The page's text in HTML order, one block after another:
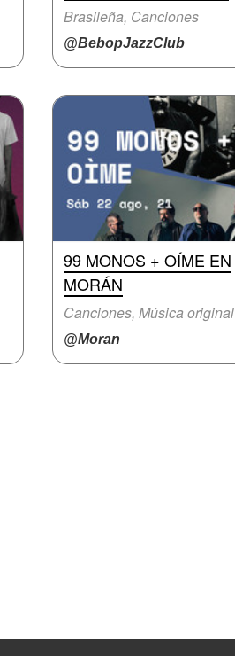
Brasileña, Canciones
@BebopJazzClub
99 MONOS + OÍME EN
MORÁN
Canciones, Música original
@Moran